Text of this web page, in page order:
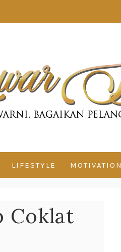
LIFESTYLE MOTIVATION
Coklat